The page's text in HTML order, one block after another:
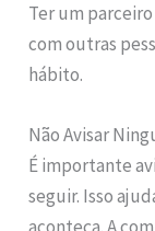
Ter um
com outras
hábito.
Não Avisar
É importante
seguir. Isso